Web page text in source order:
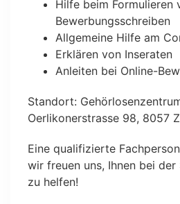
Hilfe beim Formulieren
Bewerbungsschreiben
Allgemeine Hilfe am
Erklären von Inseraten
Anleiten bei Online-
Standort:
Oerlikonerstrasse 98, 8057
Eine qualifizierte
wir freuen uns, Ihnen bei
zu helfen!